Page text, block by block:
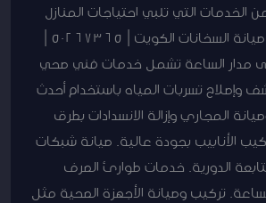
التي تلبي احتياجات المنازل
مدار الساعة تشمل خدمات فني صحي
وإصلاح تسربات المياه باستخدام أحدث
المجاري وإزالة الانسدادات بطرق
الأنابيب بجودة عالية. صيانة شبكات
الدورية. خدمات طوارئ الصرف
تركيب وصيانة الأجهزة الصحية مثل